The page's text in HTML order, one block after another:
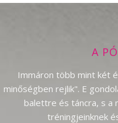
A
Immáron több mint két
minőségben rejlik". E
balettre és táncra, s a
tréningjeinknek